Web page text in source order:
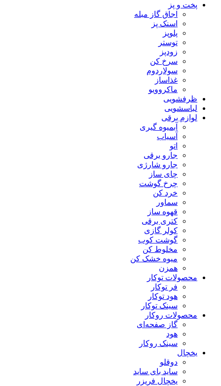
پخت و پز
اجاق گاز مبله
اسنک پز
پلوپز
توستر
زودپز
سرخ کن
سولاردوم
غذاساز
ماکروویو
ظرفشویی
لباسشویی
لوازم برقی
آبمیوه گیری
آسیاب
اتو
جارو برقی
جارو شارژی
چای ساز
چرخ گوشت
خرد کن
سماور
قهوه ساز
کتری برقی
کولر گازی
گوشت کوب
مخلوط کن
میوه خشک کن
همزن
محصولات توکار
فر توکار
هود توکار
سینک توکار
محصولات روکار
گاز صفحه‌ای
هود
سینک روکار
یخچال
دوقلو
ساید بای ساید
یخچال فریزر